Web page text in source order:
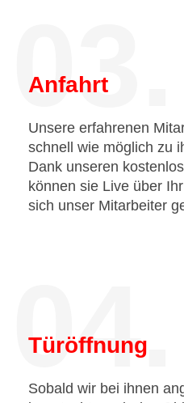
03.
Anfahrt
Unsere erfahrenen
schnell wie möglich zu
Dank unseren
können sie Live über
sich unser Mitarbeiter
04.
Türöffnung
Sobald wir bei ihnen